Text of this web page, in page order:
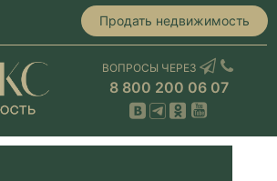
Продать недвижимость
ВОПРОСЫ ЧЕРЕЗ
8 800 200 06 07